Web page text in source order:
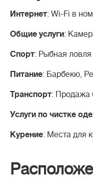
Интернет: Wi-Fi в
Общие услуги:
Спорт: Рыбная ловля
Питание: Барбекю,
Транспорт: Продажа
Услуги по чистке
Курение: Места для